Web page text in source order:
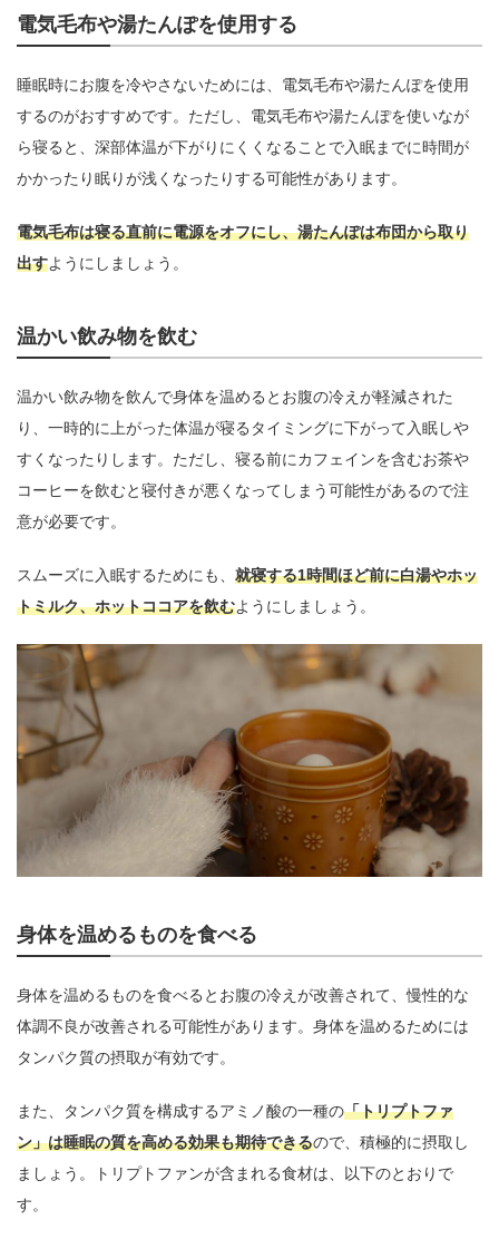
電気毛布や湯たんぽを使用する
睡眠時にお腹を冷やさないためには、電気毛布や湯たんぽを使用
するのがおすすめです。ただし、電気毛布や湯たんぽを使いなが
ら寝ると、深部体温が下がりにくくなることで入眠までに時間が
かかったり眠りが浅くなったりする可能性があります。
電気毛布は寝る直前に電源をオフにし、湯たんぽは布団から取り
出すようにしましょう。
温かい飲み物を飲む
温かい飲み物を飲んで身体を温めるとお腹の冷えが軽減された
り、一時的に上がった体温が寝るタイミングに下がって入眠しや
すくなったりします。ただし、寝る前にカフェインを含むお茶や
コーヒーを飲むと寝付きが悪くなってしまう可能性があるので注
意が必要です。
スムーズに入眠するためにも、 就寝する1時間ほど前に白湯やホッ
トミルク、ホットココアを飲むようにしましょう。
身体を温めるものを食べる
身体を温めるものを食べるとお腹の冷えが改善されて、慢性的な
体調不良が改善される可能性があります。身体を温めるためには
タンパク質の摂取が有効です。
また、タンパク質を構成するアミノ酸の一種の「トリプトファ
ン」は睡眠の質を高める効果も期待できるので、積極的に摂取し
ましょう。トリプトファンが含まれる食材は、以下のとおりで
す。